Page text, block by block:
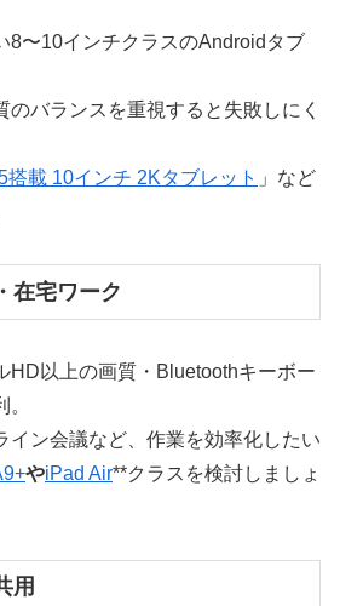
8〜10インチクラスのAndroidタブ
のバランスを重視すると失敗しにく
搭載 10インチ 2Kタブレット 」など
在宅ワーク
HD以上の画質・Bluetoothキーボー
イン会議など、作業を効率化したい
やiPad Air**クラスを検討しましょ
用